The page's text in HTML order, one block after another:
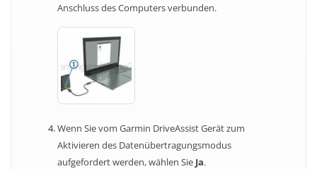
Anschluss des Computers verbunden.
Wenn Sie vom Garmin DriveAssist Gerät zum
Aktivieren des Datenübertragungsmodus
aufgefordert werden, wählen Sie Ja.